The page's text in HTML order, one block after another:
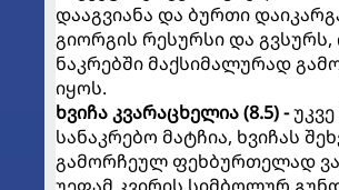
დააგვიანა და ბურთი
გიორგის რესურსი და გვსურს,
ნაკრებში მაქსიმალურად
იყოს.
ხვიჩაკვარაცხელია (8.5) -
სანაკრებო მატჩია, ხვიჩას
გამორჩეულ ფეხბურთელად